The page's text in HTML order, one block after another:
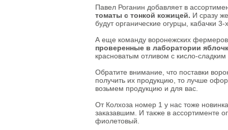
Сыворотка
Продукция из козьего
молока
овечьего молока
Из коровьего молока
Из овечьего молока
Курица
Цесарка
Утка
Индейка
Павел Роганин добавляет в
томаты с тонкой кожицей. И сразу
будут органические огурцы, кабачки
А еще команду воронежских
проверенные в лаборатории
красноватым отливом с кисло-сладким
Обратите внимание, что поставки
получить их продукцию, то лучше
возьмем продукцию и для вас.
От Колхоза номер 1 у нас тоже
заказавшим. И также в ассортименте
фиолетовый.